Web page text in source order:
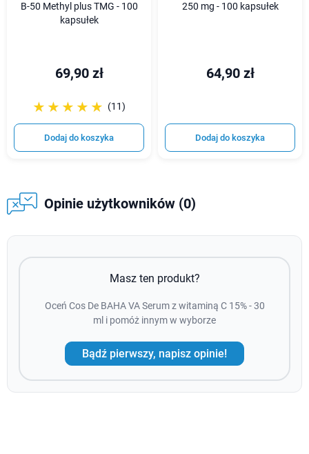
B-50 Methyl plus TMG - 100
kapsułek
69,90 zł
☆☆☆☆☆
★★★★★ (11)
Dodaj do koszyka
250 mg - 100 kapsułek
64,90 zł
Dodaj do koszyka
Opinie użytkowników (0)
Masz ten produkt?
Oceń Cos De BAHA VA Serum z witaminą C 15% - 30
ml i pomóż innym w wyborze
Bądź pierwszy, napisz opinie!